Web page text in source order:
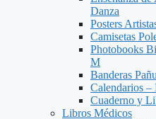
Danza
Posters
Camisetas
Photobooks
M
Banderas
Calendarios –
Cuaderno y
Libros Médicos